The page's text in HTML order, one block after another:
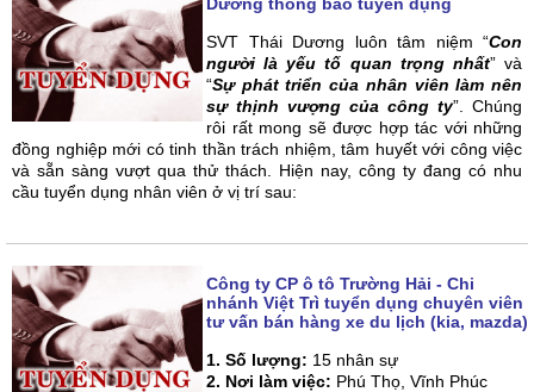
SVT Thái Dương luôn tâm niệm “Con
người là yếu tố quan trọng nhất” và
“Sự phát triển của nhân viên làm nên
sự thịnh vượng của công ty”. Chúng
rôi rất mong sẽ được hợp tác với những
đồng nghiệp mới có tinh thần trách nhiệm, tâm huyết với công việc
và sẵn sàng vượt qua thử thách. Hiện nay, công ty đang có nhu
cầu tuyển dụng nhân viên ở vị trí sau:
Công ty CP ô tô Trường Hải - Chi
nhánh Việt Trì tuyển dụng chuyên viên
tư vấn bán hàng xe du lịch (kia, mazda)
1. Số lượng: 15 nhân sự
2. Nơi làm việc: Phú Thọ, Vĩnh Phúc